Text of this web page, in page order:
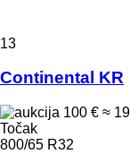
13
Continental KR
100 € ≈
Točak
800/65 R32